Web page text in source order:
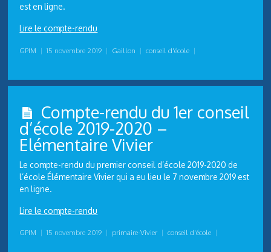
est en ligne.
Lire le compte-rendu
GPIM | 15 novembre 2019 | Gaillon | conseil d'école |
Compte-rendu du 1er conseil
d’école 2019-2020 –
Elémentaire Vivier
Le compte-rendu du premier conseil d’école 2019-2020 de
l’école Élémentaire Vivier qui a eu lieu le 7 novembre 2019 est
en ligne.
Lire le compte-rendu
GPIM | 15 novembre 2019 | primaire-Vivier | conseil d'école |